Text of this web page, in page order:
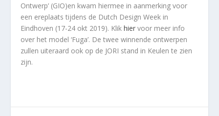
Ontwerp’ (GIO)en kwam hiermee in aanmerking voor
een ereplaats tijdens de Dutch Design Week in
Eindhoven (17-24 okt 2019). Klikhier voor meer info
over het model ‘Fuga’. De twee winnende ontwerpen
zullen uiteraard ook op de JORI stand in Keulen te zien
zijn.